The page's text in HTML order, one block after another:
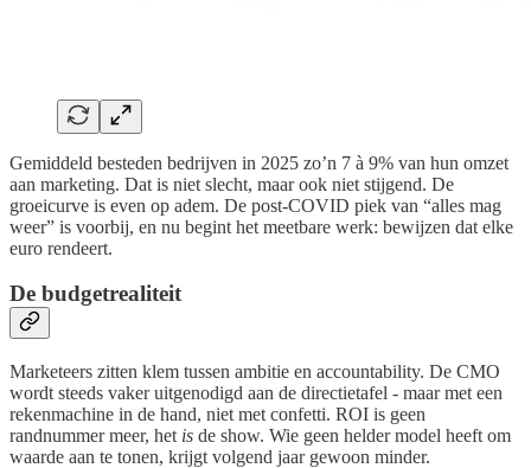
Gemiddeld besteden bedrijven in 2025 zo’n 7 à 9% van hun omzet
aan marketing. Dat is niet slecht, maar ook niet stijgend. De
groeicurve is even op adem. De post-COVID piek van “alles mag
weer” is voorbij, en nu begint het meetbare werk: bewijzen dat elke
euro rendeert.
De budgetrealiteit
Marketeers zitten klem tussen ambitie en accountability. De CMO
wordt steeds vaker uitgenodigd aan de directietafel - maar met een
rekenmachine in de hand, niet met confetti. ROI is geen
randnummer meer, het is de show. Wie geen helder model heeft om
waarde aan te tonen, krijgt volgend jaar gewoon minder.